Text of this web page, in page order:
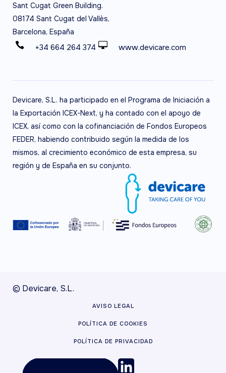
Sant Cugat Green Building.
08174 Sant Cugat del Vallès,
Barcelona, España
+34 664 264 374 www.devicare.com
Devicare, S.L. ha participado en el Programa de Iniciación a
la Exportación ICEX-Next, y ha contado con el apoyo de
ICEX, así como con la cofinanciación de Fondos Europeos
FEDER, habiendo contribuido según la medida de los
mismos, al crecimiento económico de esta empresa, su
región y de España en su conjunto.
© Devicare, S.L.
AVISO LEGAL
POLÍTICA DE COOKIES
POLÍTICA DE PRIVACIDAD